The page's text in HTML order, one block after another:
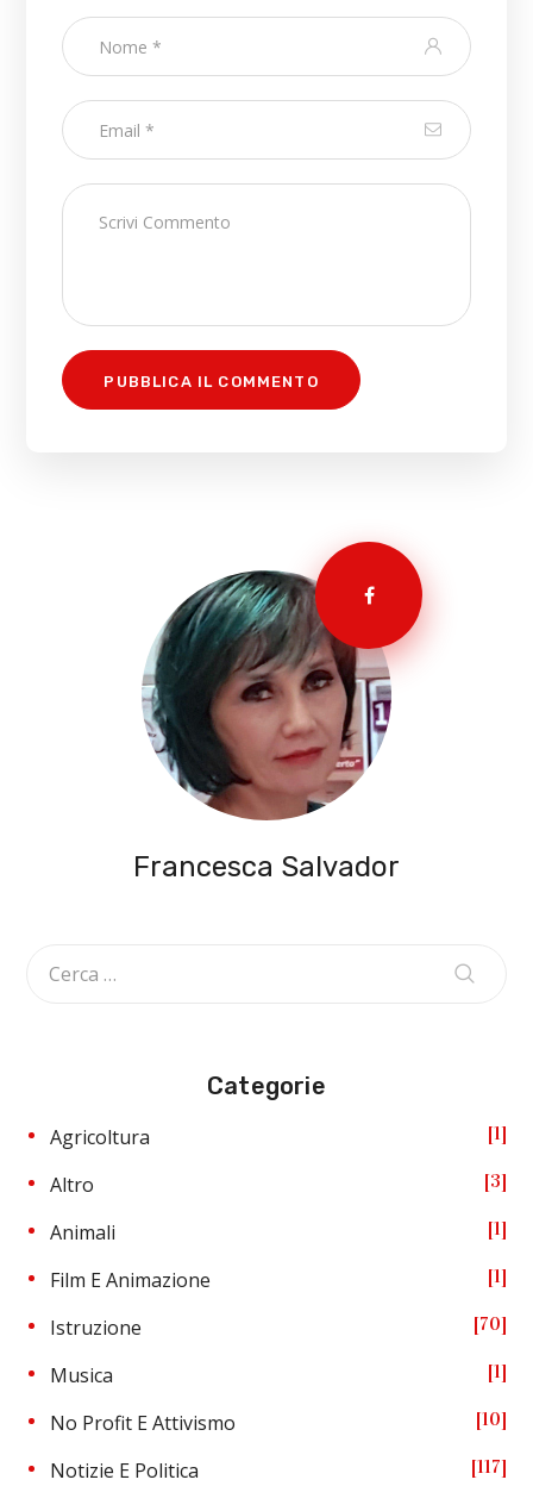
Francesca Salvador
Categorie
Agricoltura 1
Altro 3
Animali 1
Film E Animazione 1
Istruzione 70
Musica 1
No Profit E Attivismo 10
Notizie E Politica 117